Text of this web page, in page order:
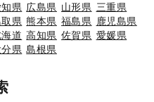
県 広島県 山形県 三重県
県 熊本県 福島県 鹿児島県
道 高知県 佐賀県 愛媛県
分県 島根県